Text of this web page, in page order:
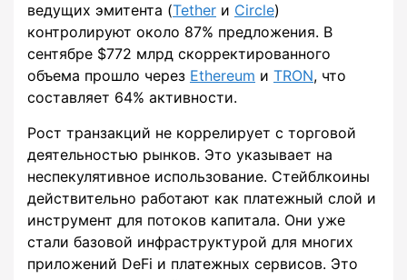
ведущих эмитента (Tether и Circle)
контролируют около 87% предложения. В
сентябре $772 млрд скорректированного
объема прошло через Ethereum и TRON, что
составляет 64% активности.
Рост транзакций не коррелирует с торговой
деятельностью рынков. Это указывает на
неспекулятивное использование. Стейблкоины
действительно работают как платежный слой и
инструмент для потоков капитала. Они уже
стали базовой инфраструктурой для многих
приложений DeFi и платежных сервисов. Это